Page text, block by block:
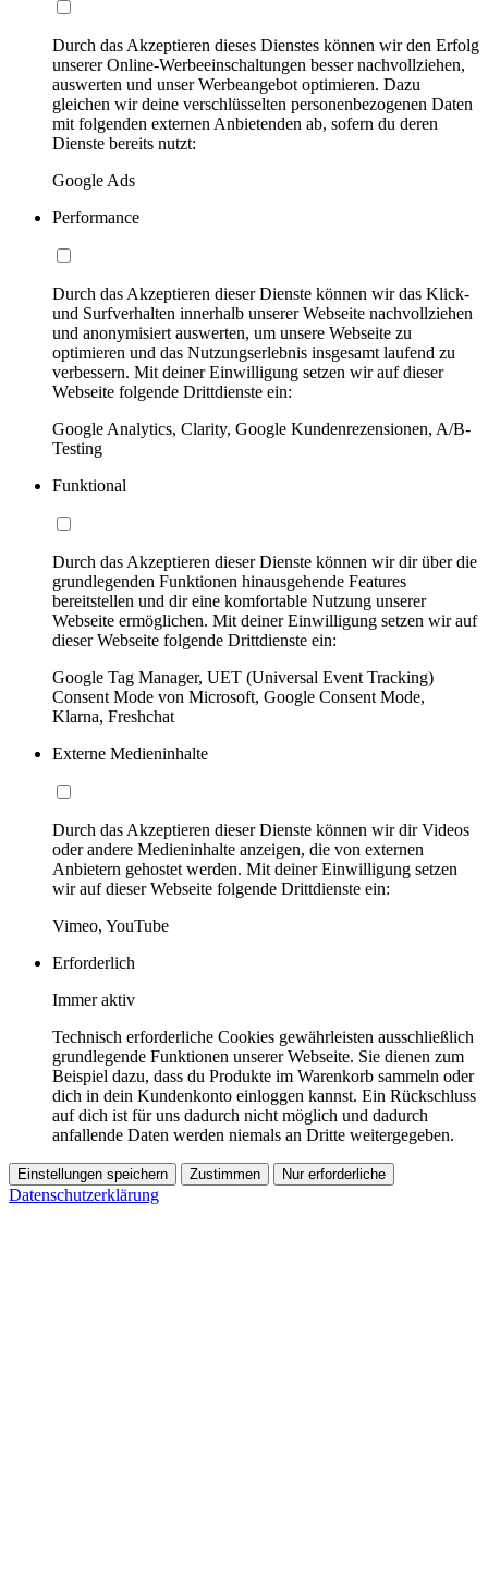
Durch das Akzeptieren dieses Dienstes können wir den Erfolg
unserer Online-Werbeeinschaltungen besser nachvollziehen,
auswerten und unser Werbeangebot optimieren. Dazu
gleichen wir deine verschlüsselten personenbezogenen Daten
mit folgenden externen Anbietenden ab, sofern du deren
Dienste bereits nutzt:
Google Ads
Performance
Durch das Akzeptieren dieser Dienste können wir das Klick-
und Surfverhalten innerhalb unserer Webseite nachvollziehen
und anonymisiert auswerten, um unsere Webseite zu
optimieren und das Nutzungserlebnis insgesamt laufend zu
verbessern. Mit deiner Einwilligung setzen wir auf dieser
Webseite folgende Drittdienste ein:
Google Analytics, Clarity, Google Kundenrezensionen, A/B-
Testing
Funktional
Durch das Akzeptieren dieser Dienste können wir dir über die
grundlegenden Funktionen hinausgehende Features
bereitstellen und dir eine komfortable Nutzung unserer
Webseite ermöglichen. Mit deiner Einwilligung setzen wir auf
dieser Webseite folgende Drittdienste ein:
Google Tag Manager, UET (Universal Event Tracking)
Consent Mode von Microsoft, Google Consent Mode,
Klarna, Freshchat
Externe Medieninhalte
Durch das Akzeptieren dieser Dienste können wir dir Videos
oder andere Medieninhalte anzeigen, die von externen
Anbietern gehostet werden. Mit deiner Einwilligung setzen
wir auf dieser Webseite folgende Drittdienste ein:
Vimeo, YouTube
Erforderlich
Immer aktiv
Technisch erforderliche Cookies gewährleisten ausschließlich
grundlegende Funktionen unserer Webseite. Sie dienen zum
Beispiel dazu, dass du Produkte im Warenkorb sammeln oder
dich in dein Kundenkonto einloggen kannst. Ein Rückschluss
auf dich ist für uns dadurch nicht möglich und dadurch
anfallende Daten werden niemals an Dritte weitergegeben.
Einstellungen speichern Zustimmen Nur erforderliche
Datenschutzerklärung